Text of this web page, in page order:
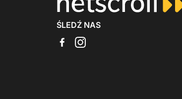
ŚLEDŹ NAS